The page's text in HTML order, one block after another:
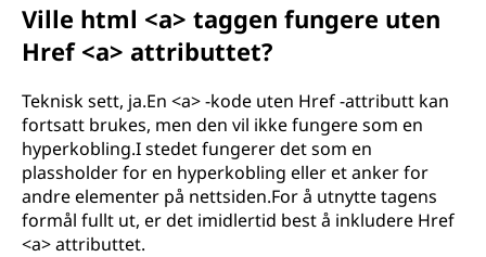
Ville html <a> taggen fungere uten
Href <a> attributtet?
Teknisk sett, ja.En <a> -kode uten Href -attributt kan
fortsatt brukes, men den vil ikke fungere som en
hyperkobling.I stedet fungerer det som en
plassholder for en hyperkobling eller et anker for
andre elementer på nettsiden.For å utnytte tagens
formål fullt ut, er det imidlertid best å inkludere Href
<a> attributtet.